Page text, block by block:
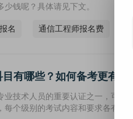
钱呢？具体请见下文。
名 通信工程师报名费
有哪些？如何备考更有效？
业技术人员的重要认证之一，可
个级别的考试内容和要求各有侧